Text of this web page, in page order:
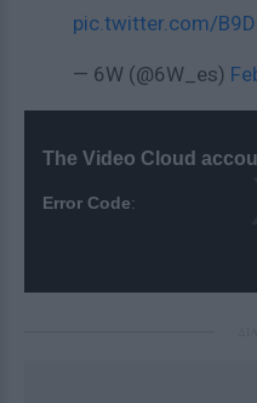
pic.twitter.com/
— 6W (@6W_es)